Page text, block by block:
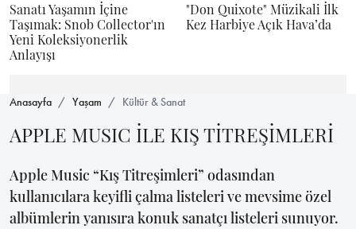
Sanatı Yaşamın İçine
Taşımak: Snob Collector'ın
Yeni Koleksiyonerlik
Anlayışı
"Don Quixote" Müzikali İlk
Kez Harbiye Açık Hava’da
Anasayfa Yaşam Kültür & Sanat
APPLE MUSIC İLE KIŞ TİTREŞİMLERİ
Apple Music “Kış Titreşimleri” odasından
kullanıcılara keyifli çalma listeleri ve mevsime özel
albümlerin yanısıra konuk sanatçı listeleri sunuyor.